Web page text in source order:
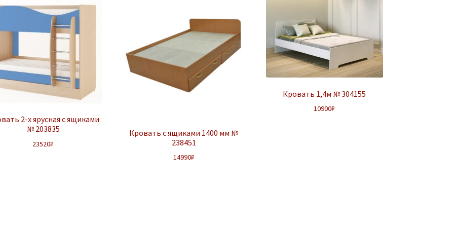
2-х ярусная с ящиками
№ 203835
23520₽
Кровать с ящиками 1400 мм №
238451
14990₽
Кровать 1,4м № 304155
10900₽